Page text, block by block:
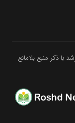
با ذکر منبع بلامانع